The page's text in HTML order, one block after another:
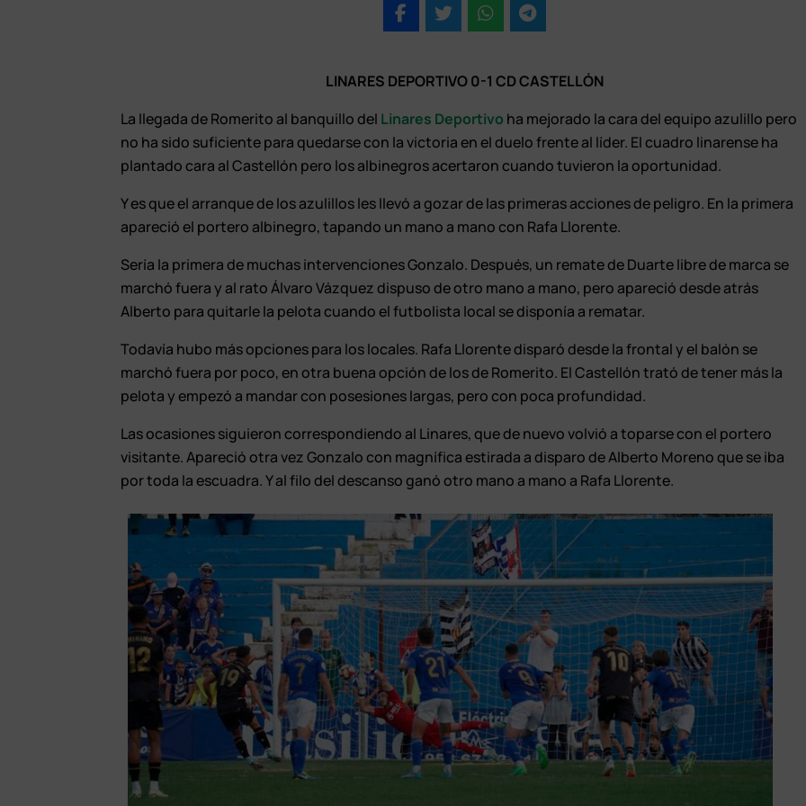
LINARES DEPORTIVO 0-1 CD CASTELLÓN
La llegada de Romerito al banquillo del Linares Deportivo ha mejorado la cara del equipo azulillo pero
no ha sido suficiente para quedarse con la victoria en el duelo frente al líder. El cuadro linarense ha
plantado cara al Castellón pero los albinegros acertaron cuando tuvieron la oportunidad.
Y es que el arranque de los azulillos les llevó a gozar de las primeras acciones de peligro. En la primera
apareció el portero albinegro, tapando un mano a mano con Rafa Llorente.
Sería la primera de muchas intervenciones Gonzalo. Después, un remate de Duarte libre de marca se
marchó fuera y al rato Álvaro Vázquez dispuso de otro mano a mano, pero apareció desde atrás
Alberto para quitarle la pelota cuando el futbolista local se disponía a rematar.
Todavía hubo más opciones para los locales. Rafa Llorente disparó desde la frontal y el balón se
marchó fuera por poco, en otra buena opción de los de Romerito. El Castellón trató de tener más la
pelota y empezó a mandar con posesiones largas, pero con poca profundidad.
Las ocasiones siguieron correspondiendo al Linares, que de nuevo volvió a toparse con el portero
visitante. Apareció otra vez Gonzalo con magnífica estirada a disparo de Alberto Moreno que se iba
por toda la escuadra. Y al filo del descanso ganó otro mano a mano a Rafa Llorente.